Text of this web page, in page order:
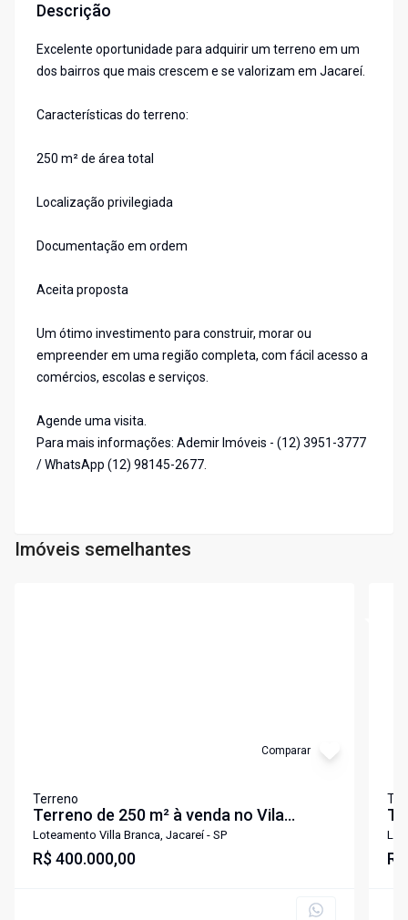
Descrição
Excelente oportunidade para adquirir um terreno em um
dos bairros que mais crescem e se valorizam em Jacareí.
Características do terreno:
250 m² de área total
Localização privilegiada
Documentação em ordem
Aceita proposta
Um ótimo investimento para construir, morar ou
empreender em uma região completa, com fácil acesso a
comércios, escolas e serviços.
Agende uma visita.
Para mais informações: Ademir Imóveis - (12) 3951-3777
/ WhatsApp (12) 98145-2677.
Imóveis semelhantes
Comparar
Terreno
Terreno de 250 m² à venda no Vila
Branca - Jacareí-SP
Loteamento Villa Branca, Jacareí - SP
R$ 400.000,00